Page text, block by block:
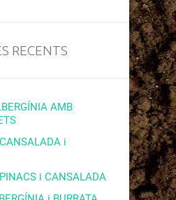
RECENTS
AMB
i
i CANSALADA